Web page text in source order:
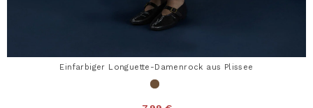
Einfarbiger Longuette-Damenrock aus Plissee